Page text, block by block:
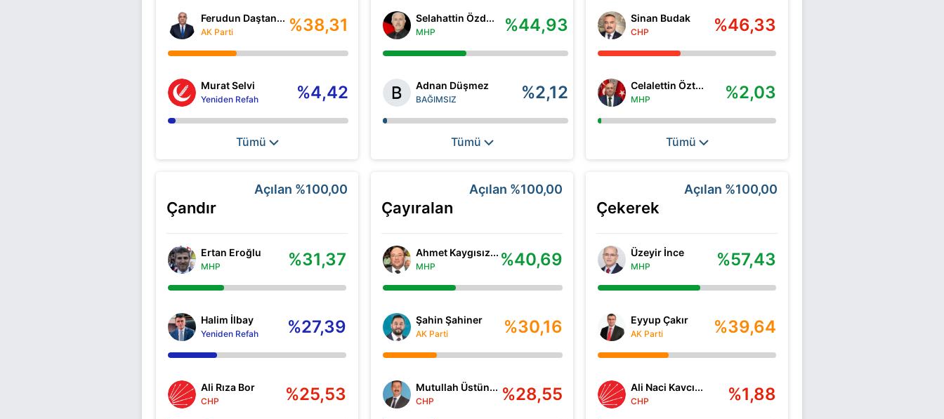
Ferudun Daştan...
AK Parti %38,31
Murat Selvi
Yeniden Refah %4,42
Tümü
Selahattin Özd...
MHP %44,93
Adnan Düşmez
BAĞIMSIZ %2,12
Tümü
Sinan Budak
CHP %46,33
Celalettin Özt...
MHP %2,03
Tümü
Çandır
Açılan %100,00
Ertan Eroğlu
MHP %31,37
Halim İlbay
Yeniden Refah %27,39
Ali Rıza Bor
CHP %25,53
Çayıralan
Açılan %100,00
Ahmet Kaygısız...
MHP %40,69
Şahin Şahiner
AK Parti %30,16
Mutullah Üstün...
CHP %28,55
Çekerek
Açılan %100,00
Üzeyir İnce
MHP %57,43
Eyyup Çakır
AK Parti %39,64
Ali Naci Kavcı...
CHP %1,88